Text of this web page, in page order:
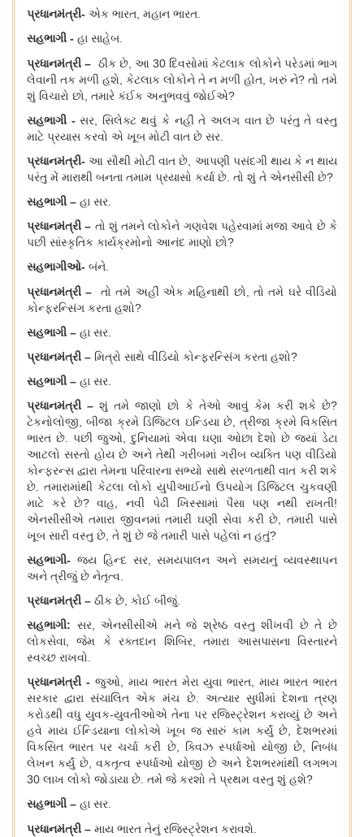
પ્રધાનમંત્રી- એક ભારત, મહાન ભારત.
સહભાગી - હા સાહેબ.
પ્રધાનમંત્રી– ઠીક છે, આ 30 દિવસોમાં કેટલાક લોકોને પરેડમાં ભાગ
લેવાની તક મળી હશે, કેટલાક લોકોને તે ન મળી હોત, ખરું ને? તો તમે
શું વિચારો છો, તમારે કંઈક અનુભવવું જોઈએ?
સહભાગી - સર, સિલેક્ટ થવું કે નહીં તે અલગ વાત છે પરંતુ તે વસ્તુ
માટે પ્રયાસ કરવો એ ખૂબ મોટી વાત છે સર.
પ્રધાનમંત્રી- આ સૌથી મોટી વાત છે, આપણી પસંદગી થાય કે ન થાય
પરંતુ મેં મારાથી બનતા તમામ પ્રયાસો કર્યા છે. તો શું તે એનસીસી છે?
સહભાગી – હા સર.
પ્રધાનમંત્રી– તો શું તમને લોકોને ગણવેશ પહેરવામાં મજા આવે છે કે
પછી સાંસ્કૃતિક કાર્યક્રમોનો આનંદ માણો છો?
સહભાગીઓ- બંને.
પ્રધાનમંત્રી– તો તમે અહીં એક મહિનાથી છો, તો તમે ઘરે વીડિયો
કોન્ફરન્સિંગ કરતા હશો?
સહભાગી – હા સર.
પ્રધાનમંત્રી – મિત્રો સાથે વીડિયો કોન્ફરન્સિંગ કરતા હશ?
સહભાગી – હા સર.
પ્રધાનમંત્રી – શું તમે જાણો છો કે તેઓ આવું કેમ કરી શકે છે?
ટેકનોલોજી, બીજા ક્રમે ડિજિટલ ઇન્ડિયા છે, ત્રીજા ક્રમે વિકસિત
ભારત છે. પછી જુઓ, દુનિયામાં એવા ઘણા ઓછા દેશો છે જ્યાં ડેટા
આટલો સસ્તો હોય છે અને તેથી ગરીબમાં ગરીબ વ્યક્તિ પણ વીડિયો
કોન્ફરન્સ દ્વારા તેમના પરિવારના સભ્યો સાથે સરળતાથી વાત કરી શકે
છે. તમારામાંથી કેટલા લોકો યુપીઆઈનો ઉપયોગ ડિજિટલ ચુકવણી
માટે કરે છે? વાહ, નવી પેઢી ખિસ્સામાં પૈસા પણ નથી રાખતી!
એનસીસીએ તમારા જીવનમાં તમારી ઘણી સેવા કરી છે, તમારી પાસે
ખૂબ સારી વસ્તુ છે, તે શું છે જે તમારી પાસે પહેલાં ન હતું?
સહભાગી- જય હિન્દ સર, સમયપાલન અને સમયનું વ્યવસ્થાપન
અને ત્રીજું છે નેતૃત્વ.
પ્રધાનમંત્રી – ઠીક છે, કોઈ બીજું.
સહભાગી: સર, એનસીસીએ મને જે શ્રેષ્ઠ વસ્તુ શીખવી છે તે છે
લોકસેવા, જેમ કે રક્તદાન શિબિર, તમારા આસપાસના વિસ્તારને
સ્વચ્છ રાખવો.
પ્રધાનમંત્રી - જુઓ, માય ભારત મેરા યુવા ભારત, માય ભારત ભારત
સરકાર દ્વારા સંચાલિત એક મંચ છે. અત્યાર સુધીમાં દેશના ત્રણ
કરોડથી વધુ યુવક-યુવતીઓએ તેના પર રજિસ્ટ્રેશન કરાવ્યું છે અને
હવે માય ઈન્ડિયાના લોકોએ ખૂબ જ સારું કામ કર્યું છે, દેશભરમાં
વિકસિત ભારત પર ચર્ચા કરી છે, ક્વિઝ સ્પર્ધાઓ યોજી છે, નિબંધ
લેખન કર્યું છે, વકતૃત્વ સ્પર્ધાઓ યોજી છે અને દેશભરમાંથી લગભગ
30 લાખ લોકો જોડાયા છે. તમે જે કરશો તે પ્રથમ વસ્તુ શું હશે?
સહભાગી – હા સર.
પ્રધાનમંત્રી – માય ભારત તેનું રજિસ્ટ્રેશન કરાવશે.